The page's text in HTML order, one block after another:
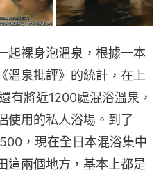
起裸身泡溫泉，根據一本
溫泉批評》的統計，在上
有將近1200處混浴溫泉，
使用的私人浴場。到了
，現在全日本混浴集中
這兩個地方，基本上都是